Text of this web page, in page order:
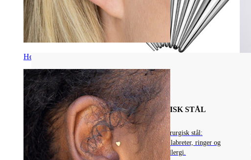
Helix
Piercingsmykkenes Materialer
DEN KOMPLETTE GUIDEN TIL
PIERCINGSMYKKER AV KIRURGISK STÅL
Oppdag fordelene med piercingsmykker av kirurgisk stål:
rimelige, skinnende og rustsikker. Perfekt for labreter, ringer og
barbells, men må unngåes hvis du har nikkelallergi.